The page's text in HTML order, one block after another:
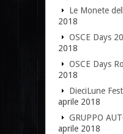
Le Monete
2018
OSCE Days
2018
OSCE Days
2018
DieciLune
aprile 2018
GRUPPO
aprile 2018